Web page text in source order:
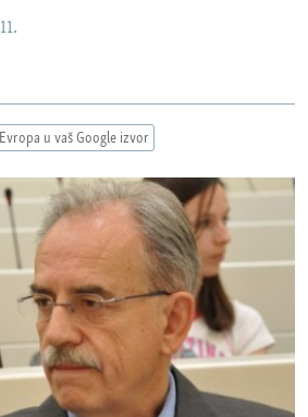
u vaš Google izvor